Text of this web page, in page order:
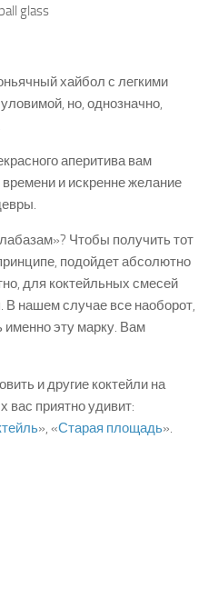
glass
хайбол с легкими
но, однозначно,
аперитива вам
и искренне желание
Чтобы получить тот
подойдет абсолютно
для коктейльных смесей
В нашем случае все наоборот,
именно эту марку. Вам
и другие коктейли на
вас приятно удивит:
», «Старая площадь».